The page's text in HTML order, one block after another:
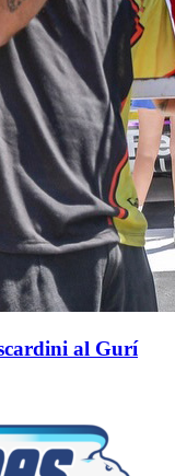
al Gurí